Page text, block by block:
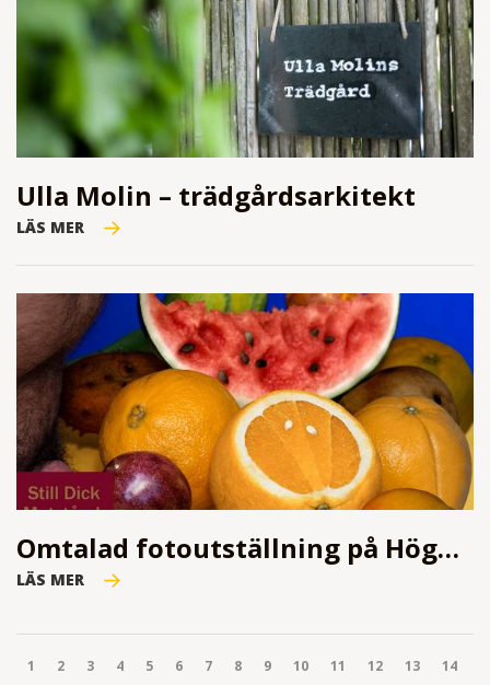
Ulla Molin – trädgårdsarkitekt
LÄS MER
Omtalad fotoutställning på Höganäs bryggeri
LÄS MER
1 2 3 4 5 6 7 8 9 10 11 12 13
14